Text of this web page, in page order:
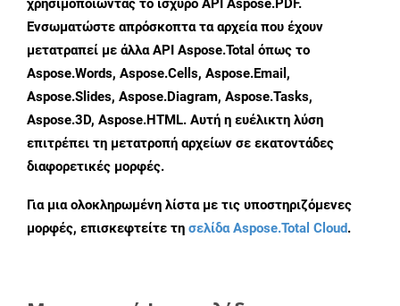
χρησιμοποιώντας το ισχυρό API Aspose.PDF.
Ενσωματώστε απρόσκοπτα τα αρχεία που έχουν
μετατραπεί με άλλα API Aspose.Total όπως το
Aspose.Words, Aspose.Cells, Aspose.Email,
Aspose.Slides, Aspose.Diagram, Aspose.Tasks,
Aspose.3D, Aspose.HTML. Αυτή η ευέλικτη λύση
επιτρέπει τη μετατροπή αρχείων σε εκατοντάδες
διαφορετικές μορφές.
Για μια ολοκληρωμένη λίστα με τις υποστηριζόμενες
μορφές, επισκεφτείτε τη σελίδα Aspose.Total Cloud.